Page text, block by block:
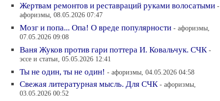
Жертвам ремонтов и реставраций руками волосатыми -
афоризмы, 08.05.2026 07:47
Мозг и попа... Опа! О вреде популярности - афоризмы,
07.05.2026 09:08
Ваня Жуков против гари поттера И. Ковальчук. СЧК -
эссе и статьи, 05.05.2026 12:41
Ты не один, ты не один! - афоризмы, 04.05.2026 04:58
Свежая литературная мысль. Для СЧК - афоризмы,
03.05.2026 00:52